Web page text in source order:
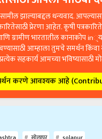
झाल्याबद्दल धन्यवाद.
प्रेरणा आहेत. कृषी
ग्रामीण भारतातील कानाकोप
आम्हाला तुमचे समर्थन किंवा
सहकार्य आमच्या भविष्यासाठी
करणे आवश्यक आहे